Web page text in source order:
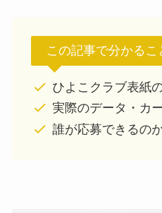
この記事で分かるこ
ひよこクラブ表紙
実際のデータ・カ
誰が応募できるの